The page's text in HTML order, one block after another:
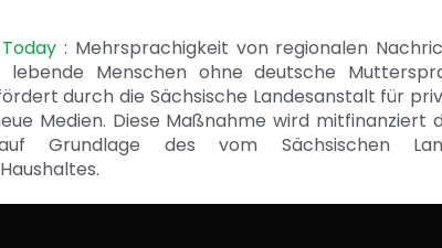
Today: Mehrsprachigkeit von regionalen
lebende Menschen ohne deutsche
durch die Sächsische Landesanstalt für
Medien. Diese Maßnahme wird mitfinanziert
Grundlage des vom Sächsischen